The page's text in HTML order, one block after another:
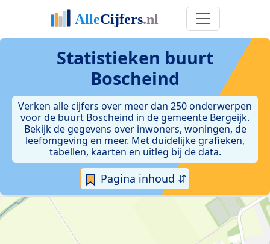
Statistieken buurt
Boscheind
Verken alle cijfers over meer dan 250 onderwerpen
voor de buurt Boscheind in de gemeente Bergeijk.
Bekijk de gegevens over inwoners, woningen, de
leefomgeving en meer. Met duidelijke grafieken,
tabellen, kaarten en uitleg bij de data.
Pagina inhoud ⇵